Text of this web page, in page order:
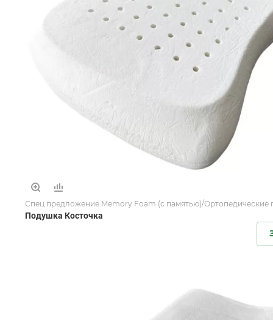
Спец предложение Memory Foam (с памятью)/Ортопедические
Подушка Косточка